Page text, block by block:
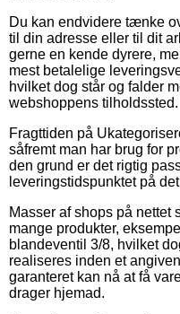
Du kan endvidere tænke
til din adresse eller til dit
gerne en kende dyrere,
mest betalelige
hvilket dog står og falder
webshoppens tilholdssted.
Fragttiden på
såfremt man har brug for
den grund er det rigtig
leveringstidspunktet på
Masser af shops på nettet
mange produkter,
blandeventil 3/8, hvilket
realiseres inden et
garanteret kan nå at få
drager hjemad.